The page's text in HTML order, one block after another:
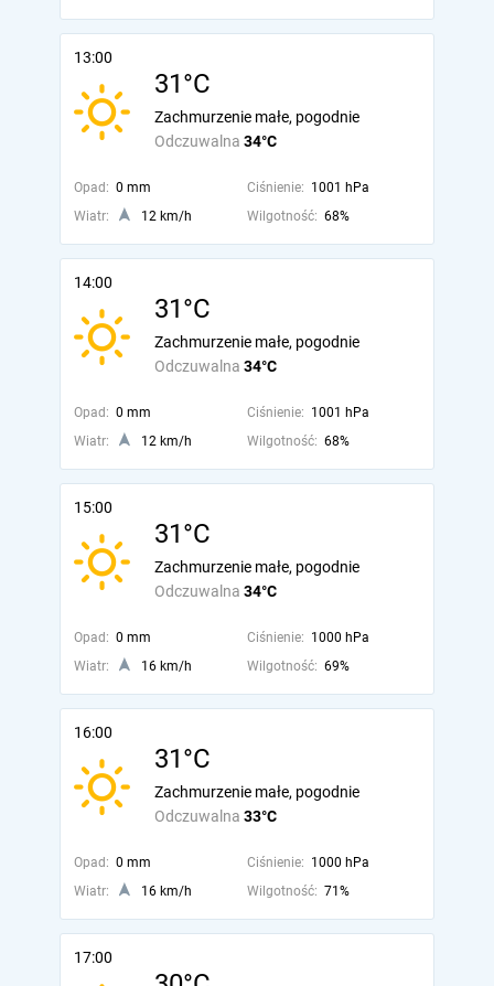
13:00
31°C
Odczuwalna 34°C
Zachmurzenie małe, pogodnie
Opad: 0 mm Ciśnienie: 1001 hPa
Wiatr:
12 km/h Wilgotność: 68%
14:00
31°C
Odczuwalna 34°C
Zachmurzenie małe, pogodnie
Opad: 0 mm Ciśnienie: 1001 hPa
Wiatr:
12 km/h Wilgotność: 68%
15:00
31°C
Odczuwalna 34°C
Zachmurzenie małe, pogodnie
Opad: 0 mm Ciśnienie: 1000 hPa
Wiatr:
16 km/h Wilgotność: 69%
16:00
31°C
Odczuwalna 33°C
Zachmurzenie małe, pogodnie
Opad: 0 mm Ciśnienie: 1000 hPa
Wiatr:
16 km/h Wilgotność: 71%
17:00